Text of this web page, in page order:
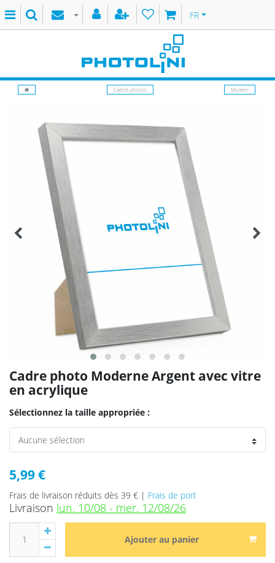
FR
Cadres photos Modern
Cadre photo Moderne Argent avec vitre
en acrylique
Sélectionnez la taille appropriée :
5,99 €
Frais de livraison réduits dès 39 € | Frais de port
Livraison lun. 10/08 - mer. 12/08/26
Ajouter au panier